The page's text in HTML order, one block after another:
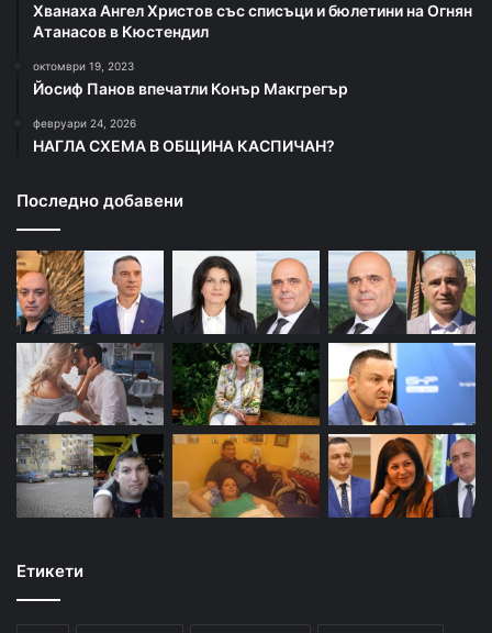
Хванаха Ангел Христов със списъци и бюлетини на Огнян
Атанасов в Кюстендил
октомври 19, 2023
Йосиф Панов впечатли Конър Макгрегър
февруари 24, 2026
НАГЛА СХЕМА В ОБЩИНА КАСПИЧАН?
Последно добавени
Етикети